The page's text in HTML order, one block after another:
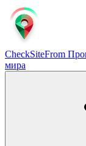
CheckSiteFrom
мира